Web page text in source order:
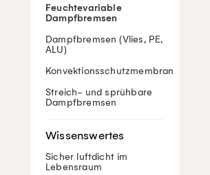
Feuchtevariable
Dampfbremsen
Dampfbremsen (Vlies, PE,
ALU)
Konvektionsschutzmembran
Streich- und sprühbare
Dampfbremsen
Sicher luftdicht im
Lebensraum